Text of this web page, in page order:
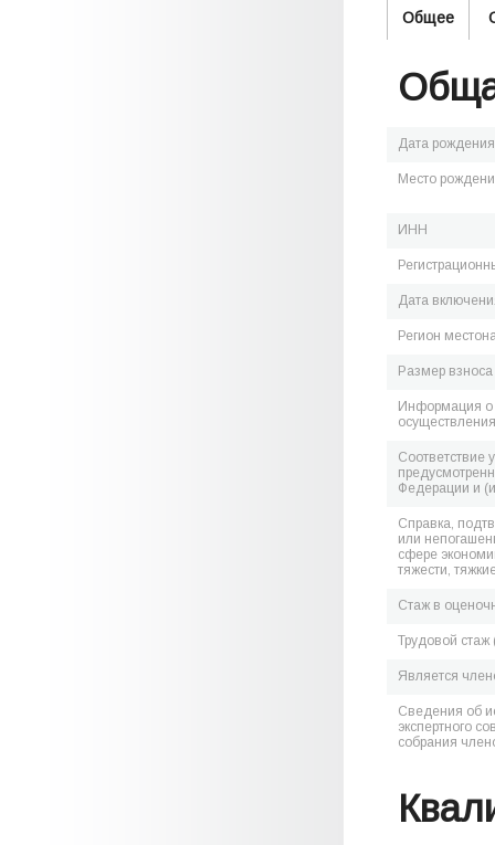
Общее
Дата рождения
Место
ИНН
Дата
Регион
Размер
Информация о
Соответствие
Федерации и
Справка,
или
сфере
тяжести,
Стаж в
Трудовой стаж
Является
Сведения об
экспертного
собрания